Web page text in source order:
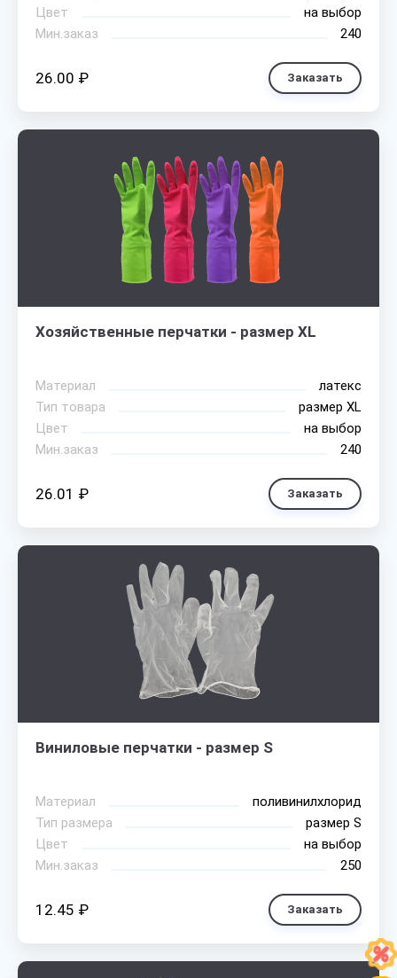
Цвет
на выбор
Мин.заказ
240
26.00 ₽ Заказать
Хозяйственные перчатки - размер XL
Материал
латекс
Тип товара
размер XL
Цвет
на выбор
Мин.заказ
240
26.01 ₽ Заказать
Виниловые перчатки - размер S
Материал
поливинилхлорид
Тип размера
размер S
Цвет
на выбор
Мин.заказ
250
12.45 ₽ Заказать